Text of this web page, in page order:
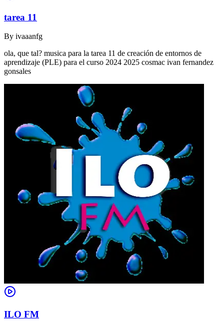
tarea 11
By ivaaanfg
ola, que tal? musica para la tarea 11 de creación de entornos de
aprendizaje (PLE) para el curso 2024 2025 cosmac ivan fernandez
gonsales
ILO FM